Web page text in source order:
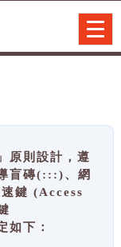
原則設計，遵
盲磚(:::)、網
鍵 (Access
如下：